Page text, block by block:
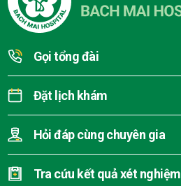
Gọi tổng đài
Đặt lịch khám
Hỏi đáp cùng chuyên gia
Tra cứu kết quả xét nghiệm